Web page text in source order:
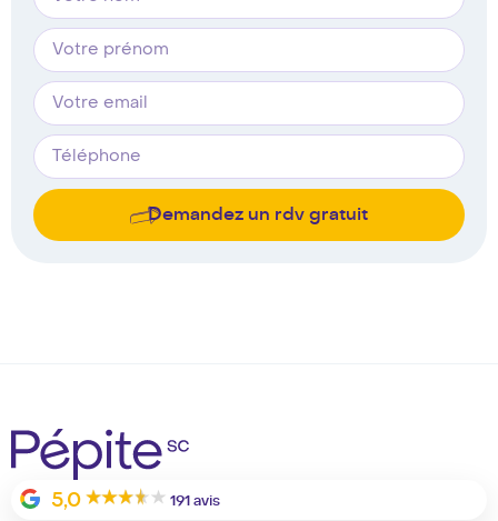
Demandez un rdv gratuit
5,0 191 avis